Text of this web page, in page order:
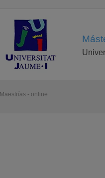
Maestrías - online